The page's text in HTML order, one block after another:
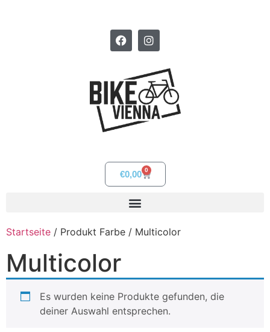
€0,00 0
Startseite / Produkt Farbe / Multicolor
Multicolor
Es wurden keine Produkte gefunden, die
deiner Auswahl entsprechen.